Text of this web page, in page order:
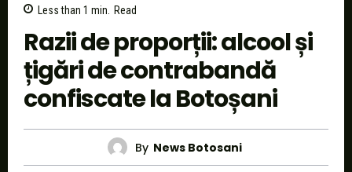
Less than 1 min. Read
Razii de proporții: alcool și
țigări de contrabandă
confiscate la Botoșani
By News Botosani